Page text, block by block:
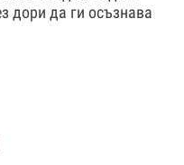
дори да ги осъзнава